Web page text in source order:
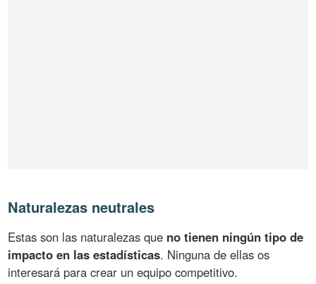
Naturalezas neutrales
Estas son las naturalezas que no tienen ningún tipo de
impacto en las estadísticas. Ninguna de ellas os
interesará para crear un equipo competitivo.